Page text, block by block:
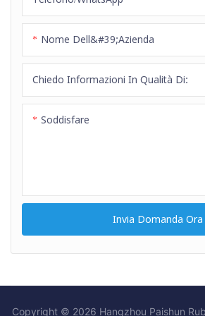
Nome Dell&#39;azienda
Chiedo Informazioni In Qualità Di:
Soddisfare
Invia Domanda Ora
flessibilità, durata e sicurezza.
Soddisfa gli standard
applicazioni che richiedono
elevati livelli di sicurezza e
tenuta all'aria.
Copyright © 2026 Hangzhou Paishun